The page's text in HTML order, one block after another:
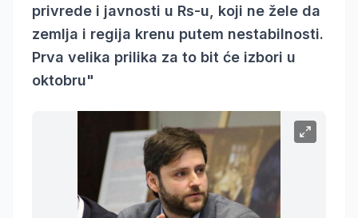
privrede i javnosti u Rs-u, koji ne žele da
zemlja i regija krenu putem nestabilnosti.
Prva velika prilika za to bit će izbori u
oktobru"